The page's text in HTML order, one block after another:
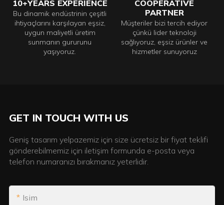
10+YEARS EXPERIENCE
Bu dinamik endüstrinin çeşitli
ihtiyaçlarını karşılayan eşsiz,
uygun maliyetli üretim
sunmanın gururunu
yaşıyoruz.
COOPERATIVE
PARTNER
Müşteriler bizi tercih ediyor
çünkü lider teknoloji
sağlıyoruz, eşsiz ürünler ve
hizmetler sunuyoruz
GET IN TOUCH WITH US
Geniş tasarım yelpazemiz için size ücretsiz bir fiyat teklifi
gönderebilmemiz için iletişim formunda e-posta veya
telefon numaranızı bırakmanız yeterlidir.
Isim